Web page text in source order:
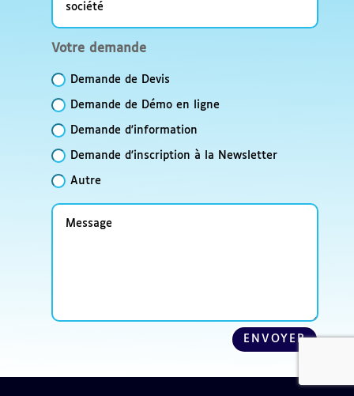
Votre
Votre demande
Demande de Devis
Demande de Démo en ligne
Demande d'information
Demande d'inscription à la Newsletter
Autre
Message
ENVOYER